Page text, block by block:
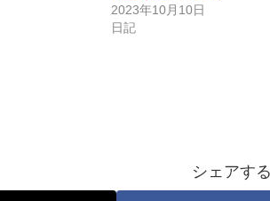
2023年10月10日
日記
シェアする